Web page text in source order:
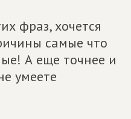
фраз, хочется
самые что
А еще точнее и
умеете